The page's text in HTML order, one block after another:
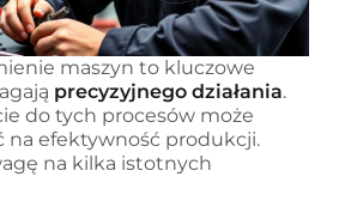
maszyn to kluczowe
precyzyjnego działania.
do tych procesów może
na efektywność produkcji.
na kilka istotnych